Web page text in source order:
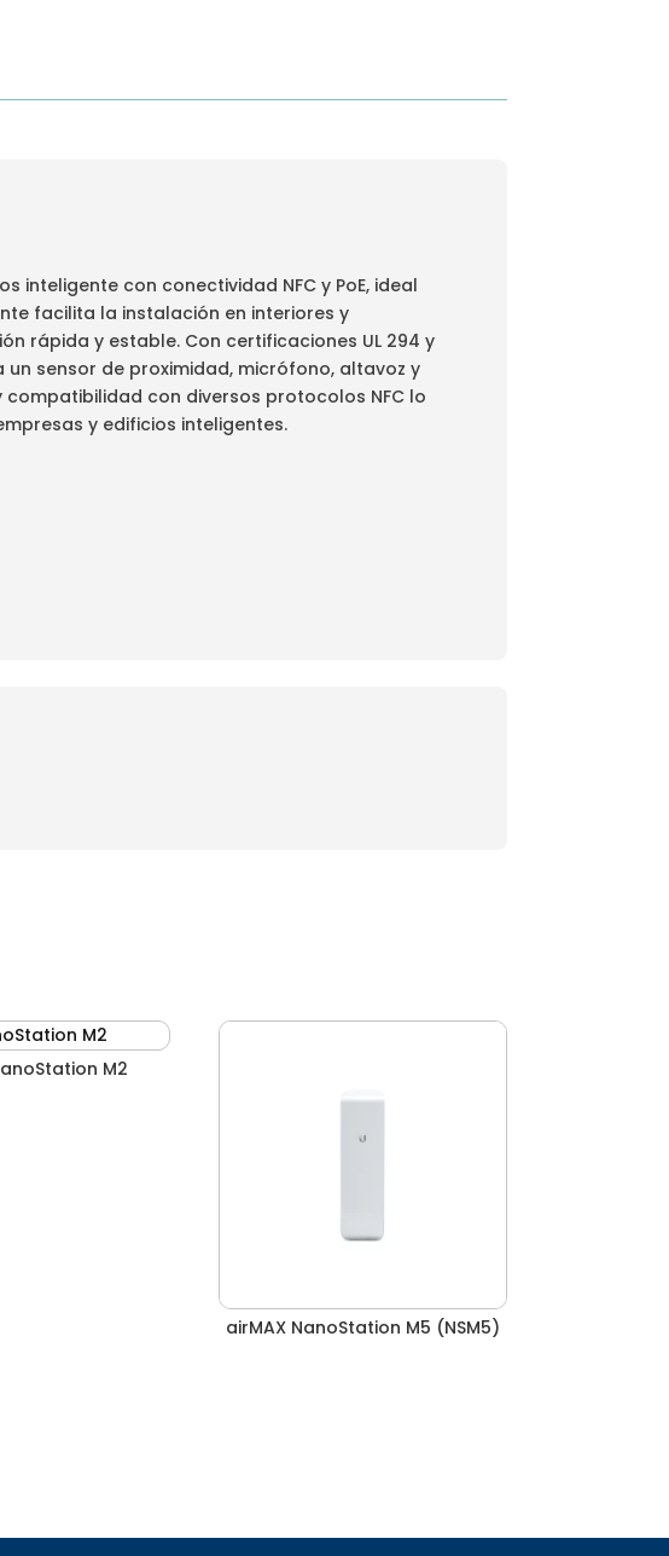
inteligente con conectividad NFC y PoE, ideal
facilita la instalación en interiores y
rápida y estable. Con certificaciones UL 294 y
un sensor de proximidad, micrófono, altavoz y
con diversos protocolos NFC lo
y edificios inteligentes.
M2
airMAX NanoStation M5 (NSM5)